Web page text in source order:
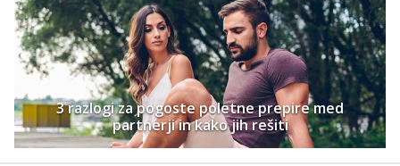
3 razlogi za pogoste poletne prepire med
partnerji in kako jih rešiti